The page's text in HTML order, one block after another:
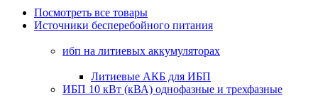
Посмотреть все товары
Источники бесперебойного питания
ибп на литиевых аккумуляторах
Литиевые АКБ для ИБП
ИБП 10 кВт (кВА) однофазные и трехфазные